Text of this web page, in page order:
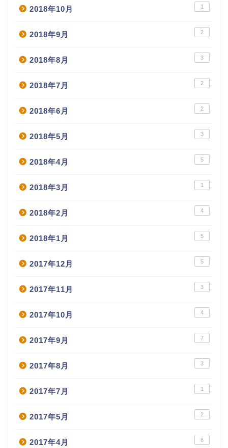
2018年10月 1
2018年9月 2
2018年8月 3
2018年7月 2
2018年6月 2
2018年5月 3
2018年4月 5
2018年3月 1
2018年2月 4
2018年1月 5
2017年12月 5
2017年11月 3
2017年10月 4
2017年9月 7
2017年8月 3
2017年7月 1
2017年5月 2
2017年4月 6